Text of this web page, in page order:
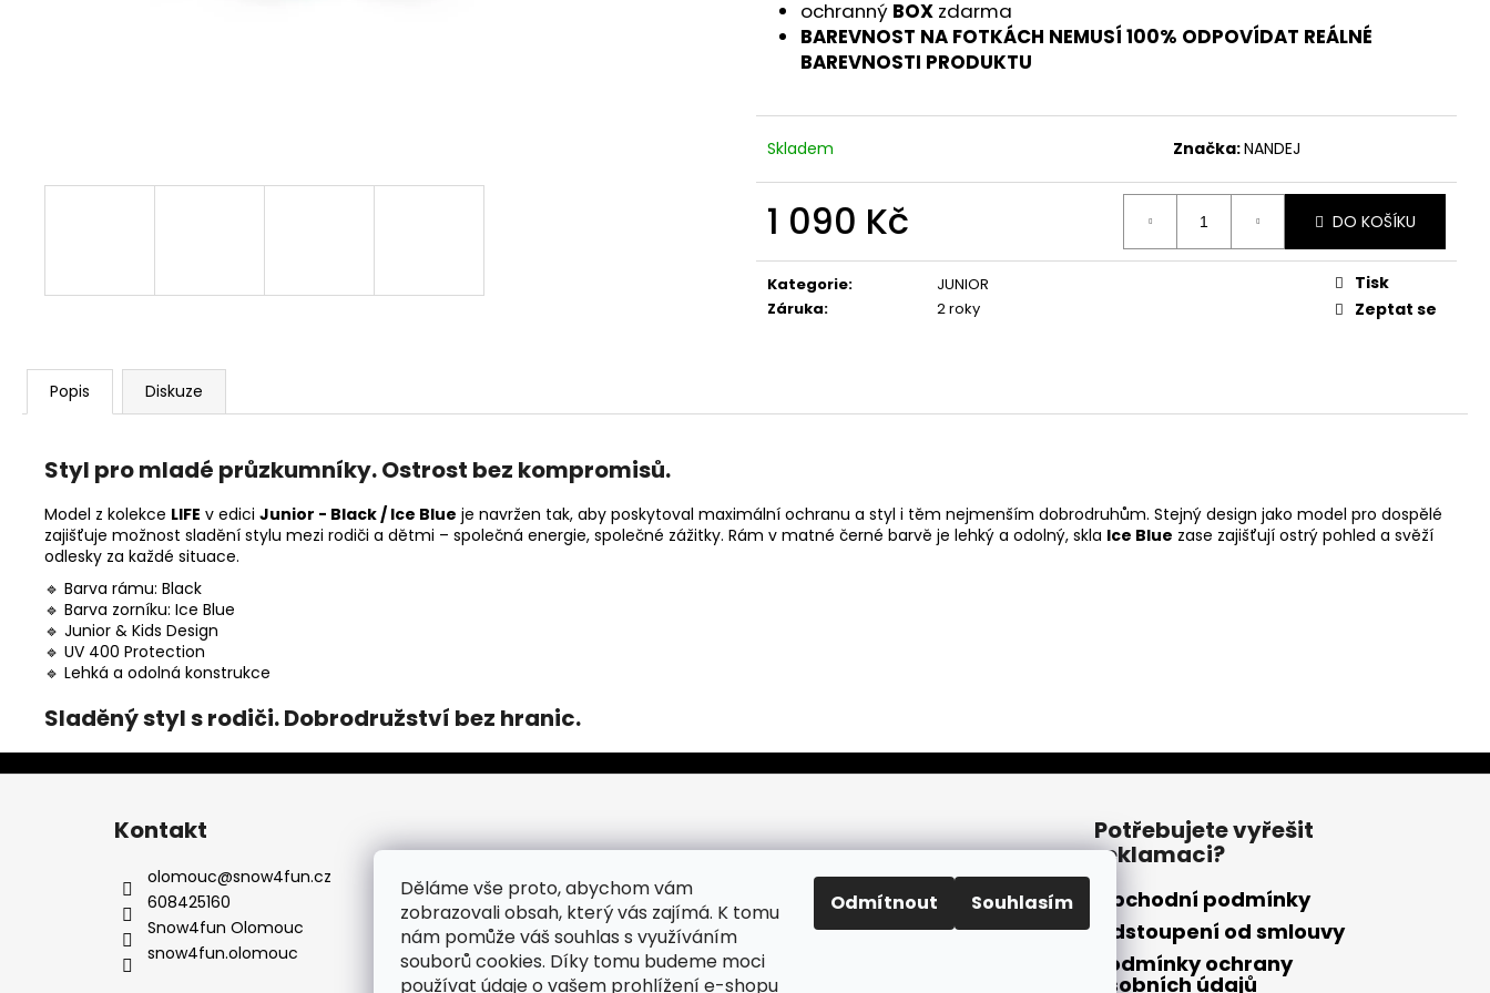
Děláme vše proto, abychom vám
zobrazovali obsah, který vás zajímá. K tomu
nám pomůže váš souhlas s využíváním
souborů cookies. Díky tomu budeme moci
používat údaje o vašem prohlížení e-shopu
Odmítnout Souhlasím
ochranný BOX zdarma
BAREVNOST NA FOTKÁCH NEMUSÍ 100% ODPOVÍDAT REÁLNÉ
BAREVNOSTI PRODUKTU
Skladem Značka:NANDEJ
1 090 Kč DO KOŠÍKU
Kategorie:
JUNIOR
Záruka: 2 roky
Tisk
Zeptat se
Popis Diskuze
Styl pro mladé průzkumníky. Ostrost bez kompromisů.
Model z kolekce LIFE v edici Junior - Black / Ice Blue je navržen tak, aby poskytoval maximální ochranu a styl i těm nejmenším dobrodruhům. Stejný design jako model pro dospělé
zajišťuje možnost sladění stylu mezi rodiči a dětmi – společná energie, společné zážitky. Rám v matné černé barvě je lehký a odolný, skla Ice Blue zase zajišťují ostrý pohled a svěží
odlesky za každé situace.
🔹 Barva rámu: Black
🔹 Barva zorníku: Ice Blue
🔹 Junior & Kids Design
🔹 UV 400 Protection
🔹 Lehká a odolná konstrukce
Sladěný styl s rodiči. Dobrodružství bez hranic.
Kontakt
olomouc@snow4fun.cz
608425160
Snow4fun Olomouc
snow4fun.olomouc
Potřebujete vyřešit
reklamaci?
Obchodní podmínky
Odstoupení od smlouvy
Podmínky ochrany
osobních údajů